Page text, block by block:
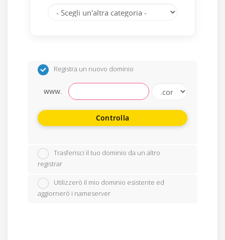
Registra un nuovo dominio
www.
Controlla
Trasferisci il tuo dominio da un altro
registrar
Utilizzerò il mio dominio esistente ed
aggiornerò i nameserver